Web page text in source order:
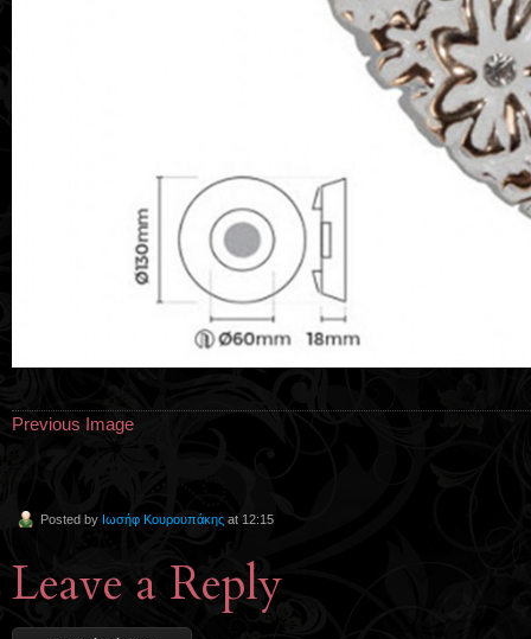
Previous Image
Posted by Ιωσήφ Κουρουπάκης at 12:15
Leave a Reply